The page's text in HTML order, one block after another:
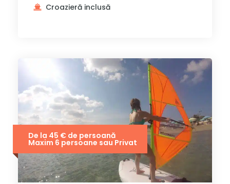
Croazieră inclusă
De la 45 € de persoană
Maxim 6 persoane sau Privat